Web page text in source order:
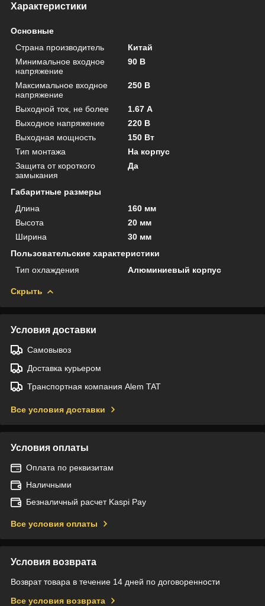
Характеристики
Основные
Страна производитель
Китай
Минимальное входное
напряжение
90 В
Максимальное входное
напряжение
250 В
Выходной ток, не более
1.67 А
Выходное напряжение
220 В
Выходная мощность
150 Вт
Тип монтажа
На корпус
Защита от короткого
замыкания
Да
Габаритные размеры
Длина
160 мм
Высота
20 мм
Ширина
30 мм
Пользовательские характеристики
Тип охлаждения
Алюминиевый корпус
Скрыть
Условия доставки
Самовывоз
Доставка курьером
Транспортная компания Alem TAT
Все условия доставки
Условия оплаты
Оплата по реквизитам
Наличными
Безналичный расчет Kaspi Pay
Все условия оплаты
Условия возврата
Возврат товара в течение 14 дней по договоренности
Все условия возврата